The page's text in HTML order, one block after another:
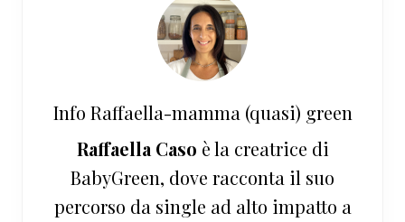
Info Raffaella-mamma (quasi) green
Raffaella Caso è la creatrice di
BabyGreen, dove racconta il suo
percorso da single ad alto impatto a